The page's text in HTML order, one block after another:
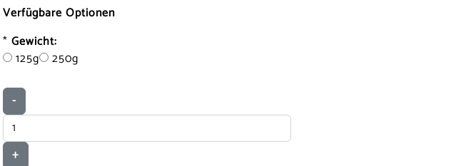
Verfügbare Optionen
* Gewicht:
125g
250g
-
+